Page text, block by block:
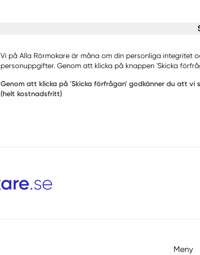
Vi på Alla Rörmokare är måna om din personliga integritet
personuppgifter. Genom att klicka på knappen 'Skicka
Genom att klicka på 'Skicka förfrågan' godkänner du att
(helt kostnadsfritt)
Meny